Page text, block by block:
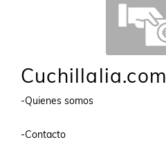
Cuchillalia.com
-Quienes somos
-Contacto